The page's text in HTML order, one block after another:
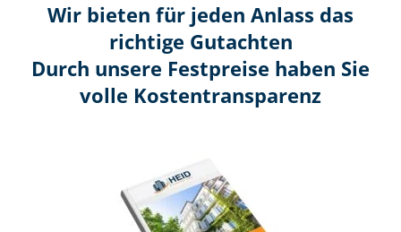
Wir bieten für jeden Anlass das
richtige Gutachten
Durch unsere Festpreise haben Sie
volle Kosten­transparenz